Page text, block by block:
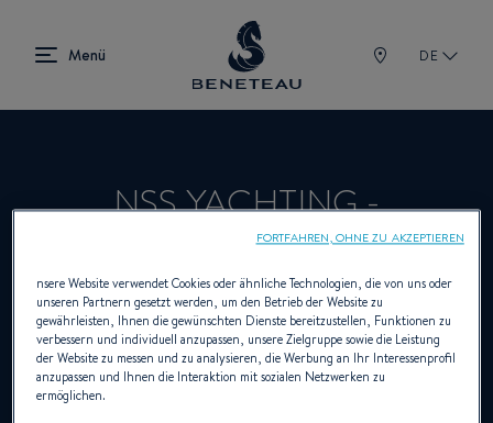
DE
NSS YACHTING -
ROSIGNANO MARITTIMO
Händler Segelboote, Innenborder, First für
BENETEAU
nsere Website verwendet Cookies oder ähnliche Technologien, die von uns oder
unseren Partnern gesetzt werden, um den Betrieb der Website zu
gewährleisten, Ihnen die gewünschten Dienste bereitzustellen, Funktionen zu
verbessern und individuell anzupassen, unsere Zielgruppe sowie die Leistung
der Website zu messen und zu analysieren, die Werbung an Ihr Interessenprofil
anzupassen und Ihnen die Interaktion mit sozialen Netzwerken zu
ermöglichen.
FORTFAHREN, OHNE ZU AKZEPTIEREN